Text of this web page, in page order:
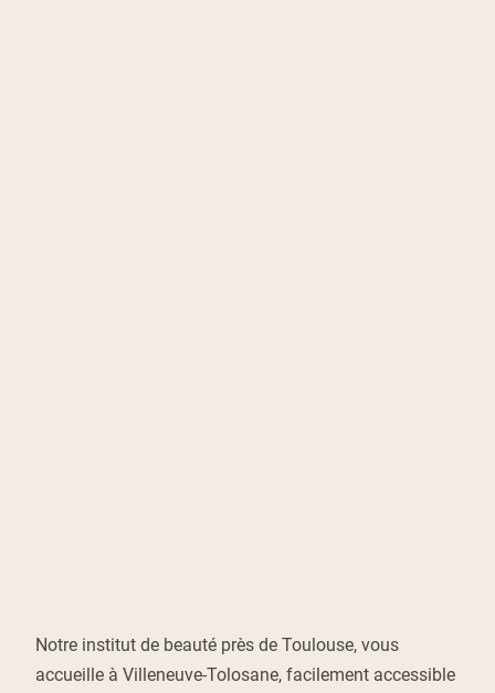
Notre institut de beauté près de Toulouse, vous
accueille à Villeneuve-Tolosane, facilement accessible